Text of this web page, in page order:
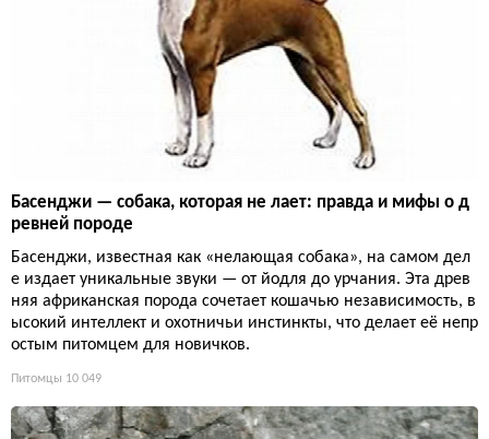
Басенджи — собака, которая не лает: правда и мифы о д
ревней породе
Басенджи, известная как «нелающая собака», на самом дел
е издает уникальные звуки — от йодля до урчания. Эта древ
няя африканская порода сочетает кошачью независимость, в
ысокий интеллект и охотничьи инстинкты, что делает её непр
остым питомцем для новичков.
Питомцы 10 049